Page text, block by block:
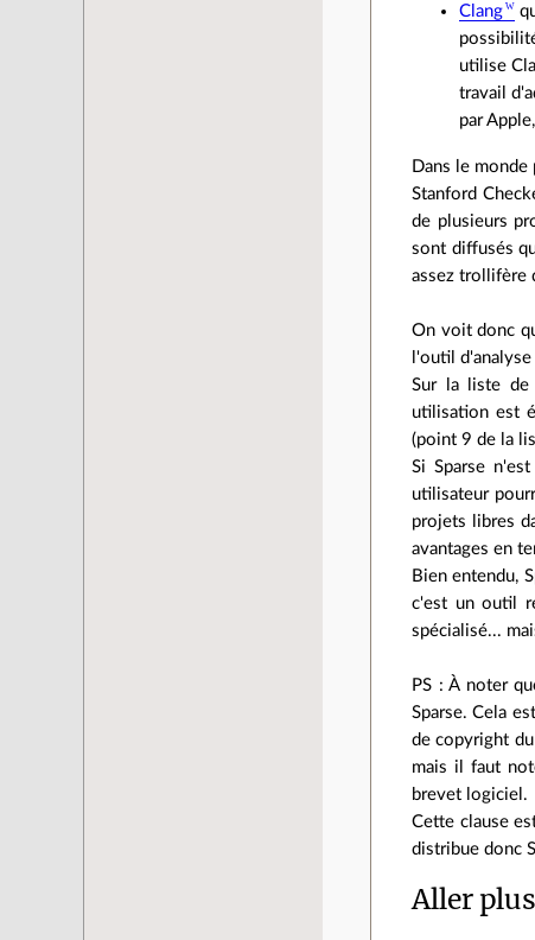
Clang
utilise
travail
par
Dans le
Stanford
de plusieurs
sont diffusés
assez trollifère
On voit donc
l'outil
Sur la liste de
utilisation est
(point 9 de la
Si Sparse
utilisateur
projets libres
avantages en
Bien entendu,
c'est un outil
spécialisé...
PS : À noter
Sparse. Cela
de copyright
mais il faut
brevet logiciel.
Cette clause
distribue donc
Aller